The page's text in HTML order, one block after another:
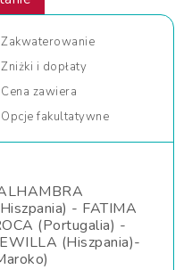
Zakwaterowanie
Zniżki i dopłaty
Cena zawiera
Opcje fakultatywne
- FATIMA
(Portugalia) -
(Hiszpania)-